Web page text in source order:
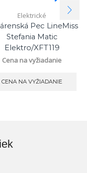
Elektrické
Pec LineMiss
Stefania Matic
Elektro/XFT119
Cena na vyžiadanie
CENA NA VYŽIADANIE